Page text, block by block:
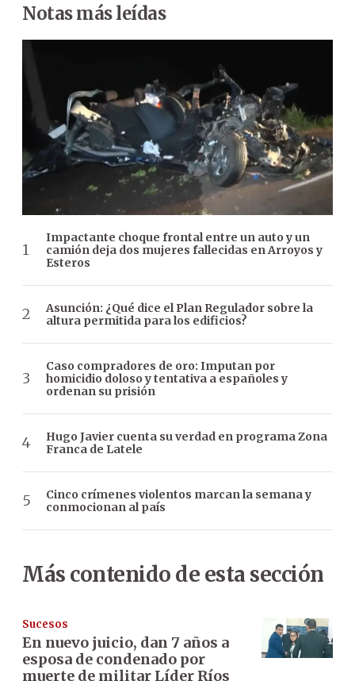
Notas más leídas
Impactante choque frontal entre un auto y un
camión deja dos mujeres fallecidas en Arroyos y
Esteros
Asunción: ¿Qué dice el Plan Regulador sobre la
altura permitida para los edificios?
Caso compradores de oro: Imputan por
homicidio doloso y tentativa a españoles y
ordenan su prisión
Hugo Javier cuenta su verdad en programa Zona
Franca de Latele
Cinco crímenes violentos marcan la semana y
conmocionan al país
Más contenido de esta sección
Sucesos
En nuevo juicio, dan 7 años a
esposa de condenado por
muerte de militar Líder Ríos